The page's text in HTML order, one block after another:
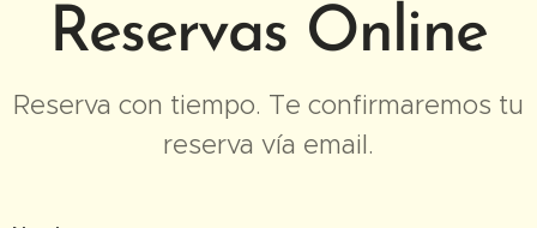
Reservas Online
Reserva con tiempo. Te confirmaremos tu
reserva vía email.